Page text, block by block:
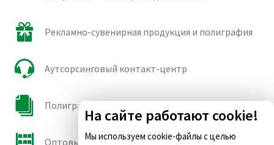
Рекламно-сувенирная продукция и полиграфия
Аутсорсинговый контакт-центр
Полиграфические сорта бумаги и картона
Оптовые продажи
На сайте работают cookie!
Мы используем cookie-файлы с целью